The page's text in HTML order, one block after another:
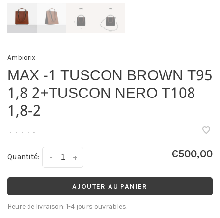
Ambiorix
MAX -1 TUSCON BROWN T95
1,8 2+TUSCON NERO T108
1,8-2
• • • • •
Quantité: +
- €500,00
AJOUTER AU PANIER
Heure de livraison: 1-4 jours ouvrables.